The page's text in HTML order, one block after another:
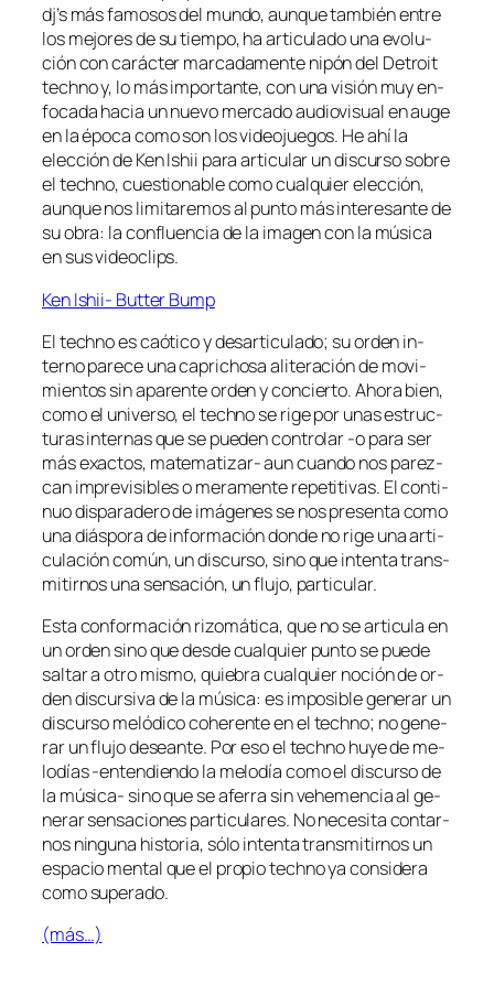
dj’s más fa­mo­sos del mun­do, aun­que tam­bién en­tre
los me­jo­res de su tiem­po, ha ar­ti­cu­la­do una evo­lu­
ción con ca­rác­ter mar­ca­da­men­te ni­pón del Detroit
techno y, lo más im­por­tan­te, con una vi­sión muy en­
fo­ca­da ha­cia un nue­vo mer­ca­do au­dio­vi­sual en au­ge
en la épo­ca co­mo son los vi­deo­jue­gos. He ahí la
elec­ción de Ken Ishii pa­ra ar­ti­cu­lar un dis­cur­so so­bre
el techno, cues­tio­na­ble co­mo cual­quier elec­ción,
aun­que nos li­mi­ta­re­mos al pun­to más in­tere­san­te de
su obra: la con­fluen­cia de la ima­gen con la mú­si­ca
en sus videoclips.
Ken Ishii- Butter Bump
El techno es caó­ti­co y des­ar­ti­cu­la­do; su or­den in­
terno pa­re­ce una ca­pri­cho­sa ali­te­ra­ción de mo­vi­
mien­tos sin apa­ren­te or­den y con­cier­to. Ahora bien,
co­mo el uni­ver­so, el techno se ri­ge por unas es­truc­
tu­ras in­ter­nas que se pue­den con­tro­lar ‑o pa­ra ser
más exac­tos, matematizar- aun cuan­do nos pa­rez­
can im­pre­vi­si­bles o me­ra­men­te re­pe­ti­ti­vas. El con­ti­
nuo dis­pa­ra­de­ro de imá­ge­nes se nos pre­sen­ta co­mo
una diás­po­ra de in­for­ma­ción don­de no ri­ge una ar­ti­
cu­la­ción co­mún, un dis­cur­so, sino que in­ten­ta trans­
mi­tir­nos una sen­sa­ción, un flu­jo, particular.
Esta con­for­ma­ción ri­zo­má­ti­ca, que no se ar­ti­cu­la en
un or­den sino que des­de cual­quier pun­to se pue­de
sal­tar a otro mis­mo, quie­bra cual­quier no­ción de or­
den dis­cur­si­va de la mú­si­ca: es im­po­si­ble ge­ne­rar un
dis­cur­so me­ló­di­co cohe­ren­te en el techno; no ge­ne­
rar un flu­jo de­sean­te. Por eso el techno hu­ye de me­
lo­días ‑en­ten­dien­do la me­lo­día co­mo el dis­cur­so de
la música- sino que se afe­rra sin vehe­men­cia al ge­
ne­rar sen­sa­cio­nes par­ti­cu­la­res. No ne­ce­si­ta con­tar­
nos nin­gu­na his­to­ria, só­lo in­ten­ta trans­mi­tir­nos un
es­pa­cio men­tal que el pro­pio techno ya con­si­de­ra
co­mo superado.
(más…)